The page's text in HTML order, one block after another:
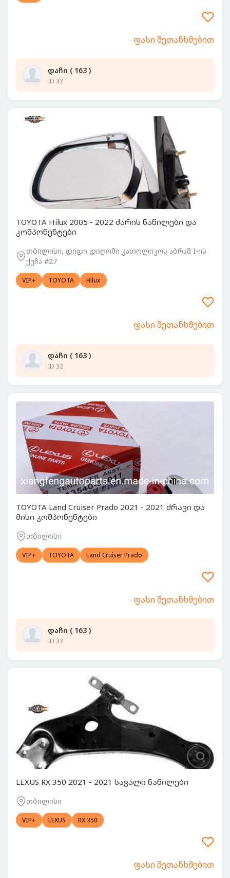
ფასი შეთანხმებით
დაჩი ( 163 )
ID 32
TOYOTA Hilux 2005 - 2022 ძარის ნაწილები და
კომპონენტები
თბილისი, დიდი დიღომი კათოლიკოს აბრამ I-ის
ქუჩა #27
VIP+ TOYOTA Hilux
ფასი შეთანხმებით
დაჩი ( 163 )
ID 32
TOYOTA Land Cruiser Prado 2021 - 2021 ძრავი და
მისი კომპონენტები
თბილისი
VIP+ TOYOTA Land Cruiser Prado
ფასი შეთანხმებით
დაჩი ( 163 )
ID 32
LEXUS RX 350 2021 - 2021 სავალი ნაწილები
თბილისი
VIP+ LEXUS RX 350
ფასი შეთანხმებით